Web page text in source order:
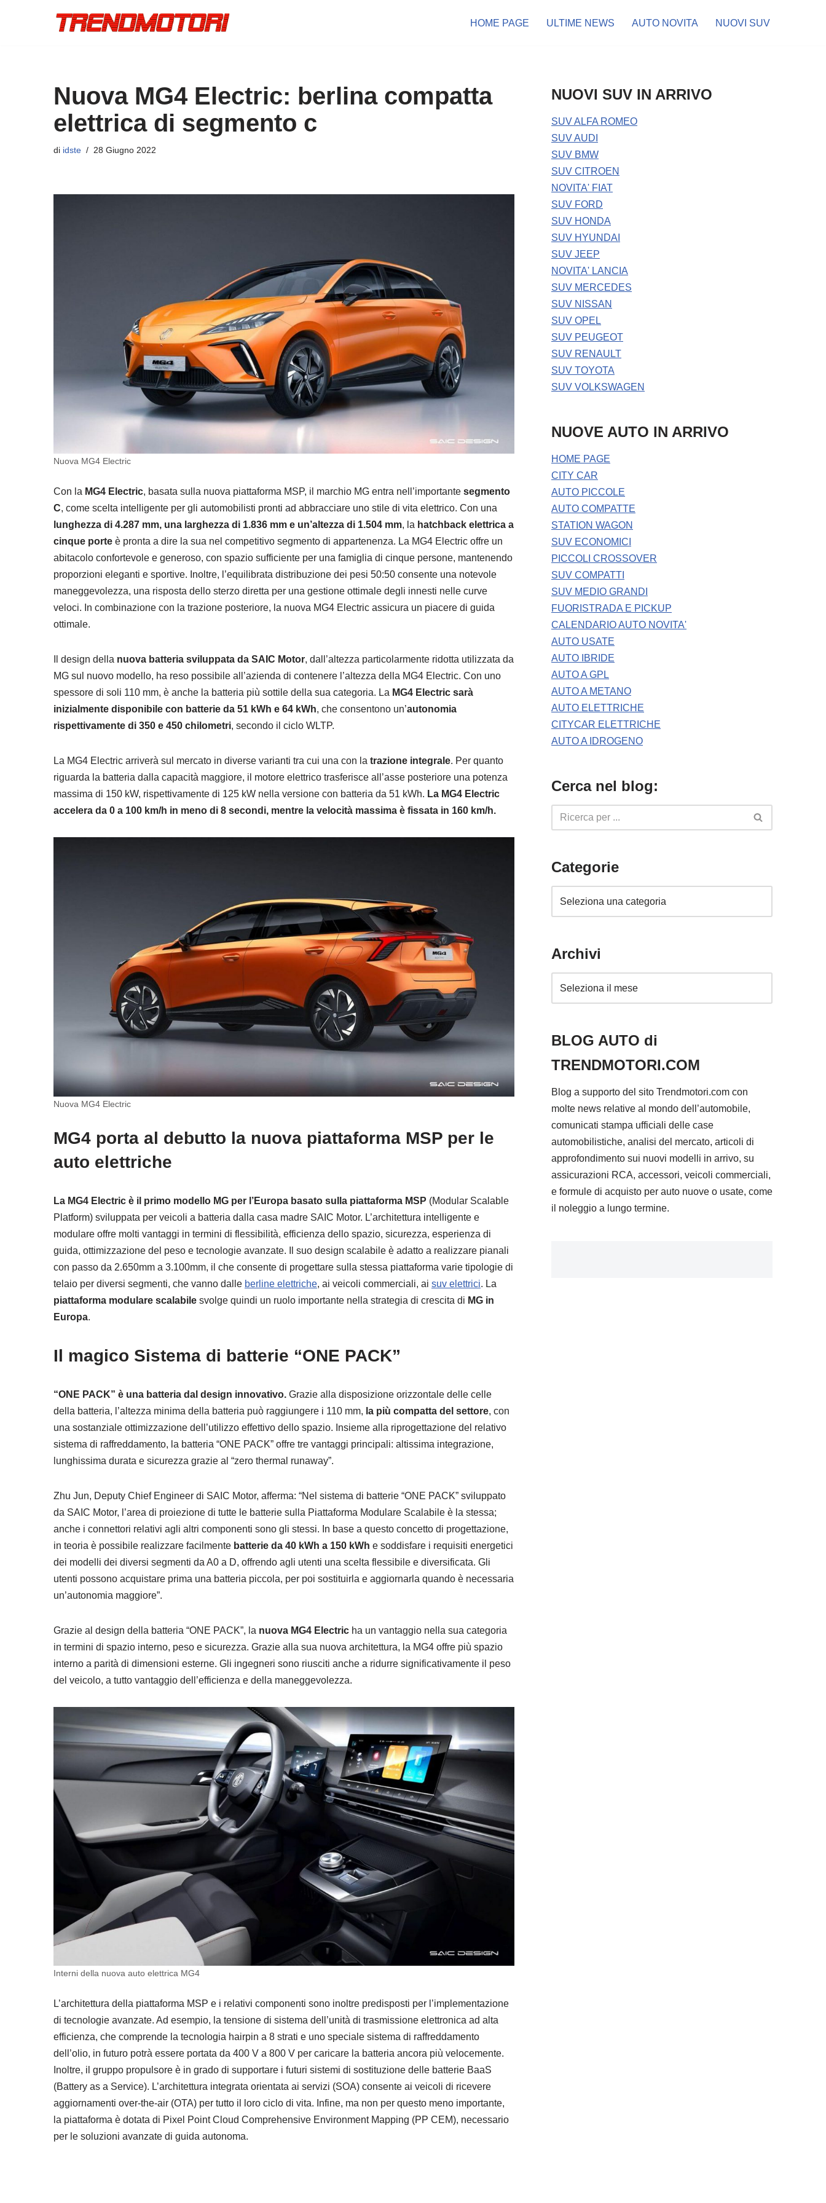
HOME PAGE ULTIME NEWS AUTO NOVITA NUOVI SUV
Nuova MG4 Electric: berlina compatta
elettrica di segmento c
di idste 28 Giugno 2022
Nuova MG4 Electric
Con la MG4 Electric, basata sulla nuova piattaforma MSP, il marchio MG entra nell’importante segmento
C, come scelta intelligente per gli automobilisti pronti ad abbracciare uno stile di vita elettrico. Con una
lunghezza di 4.287 mm, una larghezza di 1.836 mm e un’altezza di 1.504 mm, la hatchback elettrica a
cinque porte è pronta a dire la sua nel competitivo segmento di appartenenza. La MG4 Electric offre un
abitacolo confortevole e generoso, con spazio sufficiente per una famiglia di cinque persone, mantenendo
proporzioni eleganti e sportive. Inoltre, l’equilibrata distribuzione dei pesi 50:50 consente una notevole
maneggevolezza, una risposta dello sterzo diretta per una gestione ottimale degli innesti nelle curve
veloci. In combinazione con la trazione posteriore, la nuova MG4 Electric assicura un piacere di guida
ottimale.
Il design della nuova batteria sviluppata da SAIC Motor, dall’altezza particolarmente ridotta utilizzata da
MG sul nuovo modello, ha reso possibile all’azienda di contenere l’altezza della MG4 Electric. Con uno
spessore di soli 110 mm, è anche la batteria più sottile della sua categoria. La MG4 Electric sarà
inizialmente disponibile con batterie da 51 kWh e 64 kWh, che consentono un’autonomia
rispettivamente di 350 e 450 chilometri, secondo il ciclo WLTP.
La MG4 Electric arriverà sul mercato in diverse varianti tra cui una con la trazione integrale. Per quanto
riguarda la batteria dalla capacità maggiore, il motore elettrico trasferisce all’asse posteriore una potenza
massima di 150 kW, rispettivamente di 125 kW nella versione con batteria da 51 kWh. La MG4 Electric
accelera da 0 a 100 km/h in meno di 8 secondi, mentre la velocità massima è fissata in 160 km/h.
Nuova MG4 Electric
MG4 porta al debutto la nuova piattaforma MSP per le
auto elettriche
La MG4 Electric è il primo modello MG per l’Europa basato sulla piattaforma MSP (Modular Scalable
Platform) sviluppata per veicoli a batteria dalla casa madre SAIC Motor. L’architettura intelligente e
modulare offre molti vantaggi in termini di flessibilità, efficienza dello spazio, sicurezza, esperienza di
guida, ottimizzazione del peso e tecnologie avanzate. Il suo design scalabile è adatto a realizzare pianali
con passo da 2.650mm a 3.100mm, il che consente di progettare sulla stessa piattaforma varie tipologie di
telaio per diversi segmenti, che vanno dalle berline elettriche, ai veicoli commerciali, ai suv elettrici. La
piattaforma modulare scalabile svolge quindi un ruolo importante nella strategia di crescita di MG in
Europa.
Il magico Sistema di batterie “ONE PACK”
“ONE PACK” è una batteria dal design innovativo. Grazie alla disposizione orizzontale delle celle
della batteria, l’altezza minima della batteria può raggiungere i 110 mm, la più compatta del settore, con
una sostanziale ottimizzazione dell’utilizzo effettivo dello spazio. Insieme alla riprogettazione del relativo
sistema di raffreddamento, la batteria “ONE PACK” offre tre vantaggi principali: altissima integrazione,
lunghissima durata e sicurezza grazie al “zero thermal runaway”.
Zhu Jun, Deputy Chief Engineer di SAIC Motor, afferma: “Nel sistema di batterie “ONE PACK” sviluppato
da SAIC Motor, l’area di proiezione di tutte le batterie sulla Piattaforma Modulare Scalabile è la stessa;
anche i connettori relativi agli altri componenti sono gli stessi. In base a questo concetto di progettazione,
in teoria è possibile realizzare facilmente batterie da 40 kWh a 150 kWh e soddisfare i requisiti energetici
dei modelli dei diversi segmenti da A0 a D, offrendo agli utenti una scelta flessibile e diversificata. Gli
utenti possono acquistare prima una batteria piccola, per poi sostituirla e aggiornarla quando è necessaria
un’autonomia maggiore”.
Grazie al design della batteria “ONE PACK”, la nuova MG4 Electric ha un vantaggio nella sua categoria
in termini di spazio interno, peso e sicurezza. Grazie alla sua nuova architettura, la MG4 offre più spazio
interno a parità di dimensioni esterne. Gli ingegneri sono riusciti anche a ridurre significativamente il peso
del veicolo, a tutto vantaggio dell’efficienza e della maneggevolezza.
Interni della nuova auto elettrica MG4
L’architettura della piattaforma MSP e i relativi componenti sono inoltre predisposti per l’implementazione
di tecnologie avanzate. Ad esempio, la tensione di sistema dell’unità di trasmissione elettronica ad alta
efficienza, che comprende la tecnologia hairpin a 8 strati e uno speciale sistema di raffreddamento
dell’olio, in futuro potrà essere portata da 400 V a 800 V per caricare la batteria ancora più velocemente.
Inoltre, il gruppo propulsore è in grado di supportare i futuri sistemi di sostituzione delle batterie BaaS
(Battery as a Service). L’architettura integrata orientata ai servizi (SOA) consente ai veicoli di ricevere
aggiornamenti over-the-air (OTA) per tutto il loro ciclo di vita. Infine, ma non per questo meno importante,
la piattaforma è dotata di Pixel Point Cloud Comprehensive Environment Mapping (PP CEM), necessario
per le soluzioni avanzate di guida autonoma.
NUOVI SUV IN ARRIVO
SUV ALFA ROMEO
SUV AUDI
SUV BMW
SUV CITROEN
NOVITA' FIAT
SUV FORD
SUV HONDA
SUV HYUNDAI
SUV JEEP
NOVITA' LANCIA
SUV MERCEDES
SUV NISSAN
SUV OPEL
SUV PEUGEOT
SUV RENAULT
SUV TOYOTA
SUV VOLKSWAGEN
NUOVE AUTO IN ARRIVO
HOME PAGE
CITY CAR
AUTO PICCOLE
AUTO COMPATTE
STATION WAGON
SUV ECONOMICI
PICCOLI CROSSOVER
SUV COMPATTI
SUV MEDIO GRANDI
FUORISTRADA E PICKUP
CALENDARIO AUTO NOVITA'
AUTO USATE
AUTO IBRIDE
AUTO A GPL
AUTO A METANO
AUTO ELETTRICHE
CITYCAR ELETTRICHE
AUTO A IDROGENO
Cerca nel blog:
Categorie
Archivi
BLOG AUTO di
TRENDMOTORI.COM
Blog a supporto del sito Trendmotori.com con
molte news relative al mondo dell’automobile,
comunicati stampa ufficiali delle case
automobilistiche, analisi del mercato, articoli di
approfondimento sui nuovi modelli in arrivo, su
assicurazioni RCA, accessori, veicoli commerciali,
e formule di acquisto per auto nuove o usate, come
il noleggio a lungo termine.